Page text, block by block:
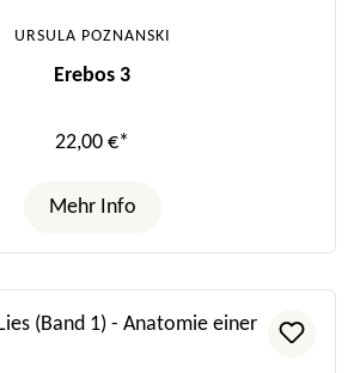
URSULA POZNANSKI
Erebos 3
22,00 €*
Mehr Info